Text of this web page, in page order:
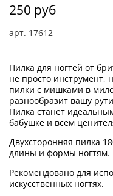
арт. 17612
250 руб
Пилка для ногтей от
не просто инструмент,
пилки с мишками в
разнообразит вашу
Пилка станет
бабушке и всем
Двухсторонняя пилка
длины и формы ногтям.
Рекомендовано для
искусственных ногтях.